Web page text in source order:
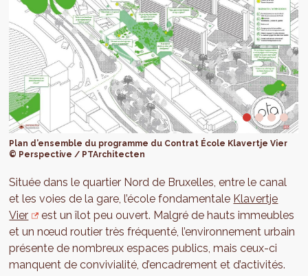
Plan d’ensemble du programme du Contrat École Klavertje Vier
© Perspective / PTArchitecten
Située dans le quartier Nord de Bruxelles, entre le canal
et les voies de la gare, l’école fondamentale Klavertje
Vier
est un îlot peu ouvert. Malgré de hauts immeubles
et un nœud routier très fréquenté, l’environnement urbain
présente de nombreux espaces publics, mais ceux-ci
manquent de convivialité, d’encadrement et d’activités.